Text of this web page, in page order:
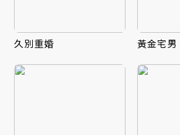
久別重婚 黃金宅男